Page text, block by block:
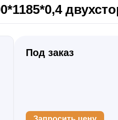
Под заказ